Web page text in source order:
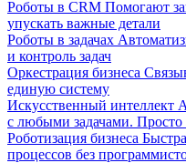
Роботы в CRM Помогают
упускать важные детали
Роботы в задачах
и контроль задач
Оркестрация бизнеса
единую систему
Искусственный интеллект
с любыми задачами. Просто
Роботизация бизнеса
процессов без